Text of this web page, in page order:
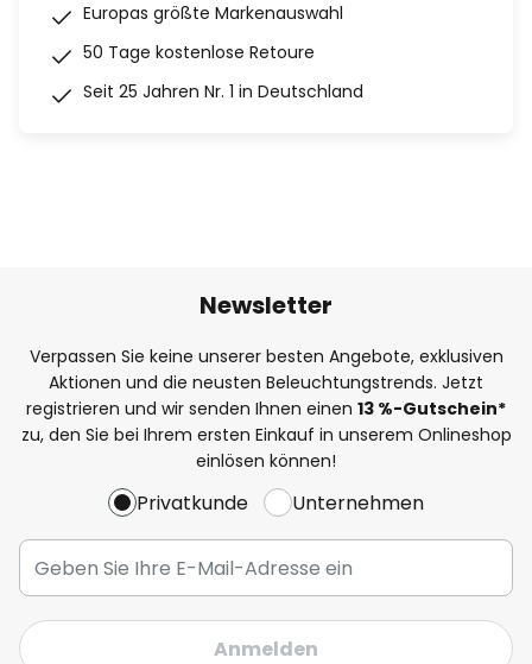
Europas größte Markenauswahl
50 Tage kostenlose Retoure
Seit 25 Jahren Nr. 1 in Deutschland
Newsletter
Verpassen Sie keine unserer besten Angebote, exklusiven
Aktionen und die neusten Beleuchtungstrends. Jetzt
registrieren und wir senden Ihnen einen 13 %-Gutschein*
zu, den Sie bei Ihrem ersten Einkauf in unserem Onlineshop
einlösen können!
Privatkunde Unternehmen
Anmelden